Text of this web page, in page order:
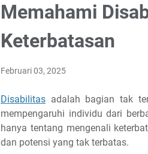
Memahami
Keterbatasan
Februari 03, 2025
Disabilitas adalah bagian tak
mempengaruhi individu dari
hanya tentang mengenali
dan potensi yang tak terbatas.